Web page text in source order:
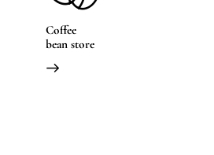
Coffee
bean store